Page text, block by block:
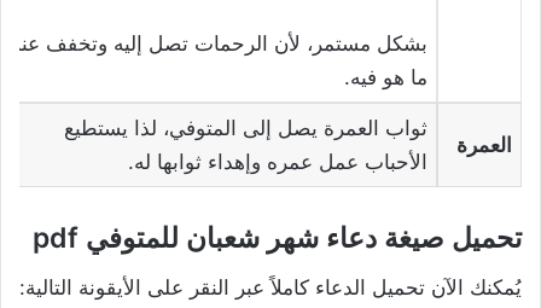
بشكل مستمر، لأن الرحمات تصل إليه وتخفف عنه
ما هو فيه.
العمرة
ثواب العمرة يصل إلى المتوفي، لذا يستطيع
الأحباب عمل عمره وإهداء ثوابها له.
تحميل صيغة دعاء شهر شعبان للمتوفي pdf
يُمكنك الآن تحميل الدعاء كاملاً عبر النقر على الأيقونة التالية: